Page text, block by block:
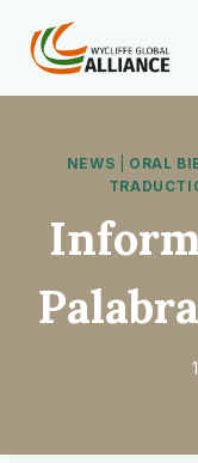
Contenido
NEWS ORAL